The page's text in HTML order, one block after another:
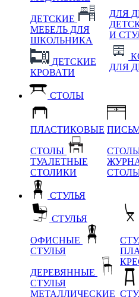
ДЕТСКИЕ
МЕБЕЛЬ ДЛЯ
ШКОЛЬНИКА
ДЕТСКИЕ
КРОВАТИ
ДЛЯ
И
ДЛЯ
СТОЛЫ
ПЛАСТИКОВЫЕ
СТОЛЫ
ТУАЛЕТНЫЕ
СТОЛИКИ
СТУЛЬЯ
СТУЛЬЯ
ОФИСНЫЕ
СТУЛЬЯ
ДЕРЕВЯННЫЕ
СТУЛЬЯ
МЕТАЛЛИЧЕСКИЕ